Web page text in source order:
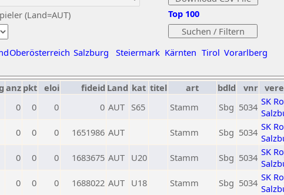
(Land=AUT)
Oberösterreich Salzburg Steiermark Kärnten Tirol Vorarlberg
Top 100
anz pkt eloi fideid Land kat titel art bdld vnr
0 0 0 0 AUT S65 Stamm Sbg 5034 SK
0 0 0 1651986 AUT Stamm Sbg 5034 SK
0 0 0 1683675 AUT U20 Stamm Sbg 5034 SK
0 0 0 1688022 AUT U18 Stamm Sbg 5034 SK